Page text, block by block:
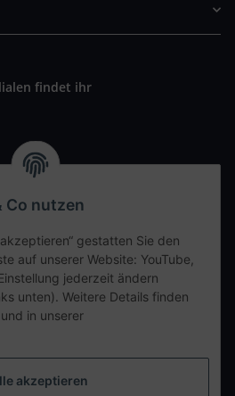
findet ihr
Bitte beachtet die
Co nutzen
gestatten Sie den
auf unserer Website: YouTube,
jederzeit ändern
unten). Weitere Details finden
und in unserer
akzeptieren